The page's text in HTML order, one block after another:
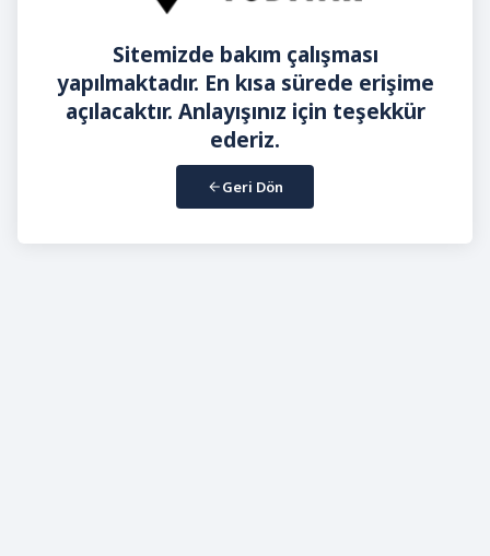
Sitemizde bakım çalışması
yapılmaktadır. En kısa sürede erişime
açılacaktır. Anlayışınız için teşekkür
ederiz.
Geri Dön